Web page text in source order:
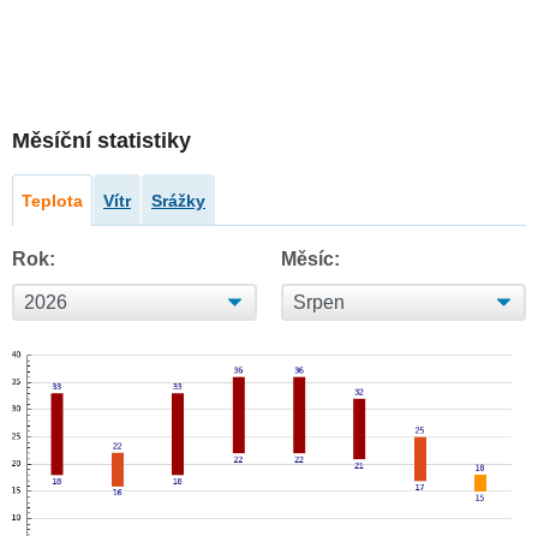
Měsíční statistiky
Teplota Vítr Srážky
Rok: Měsíc: